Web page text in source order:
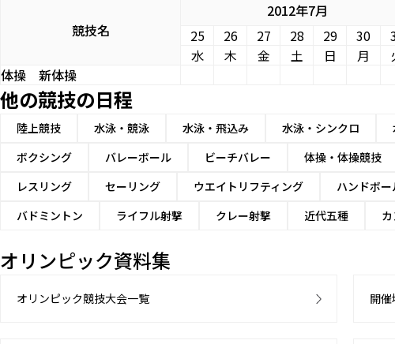
競技名
2012年7月
25
26 27 28 29 30
水
木 金 土 日 月
体操 新体操
他の競技の日程
陸上競技 水泳・競泳 水泳・飛込み 水泳・シンクロ
ボクシング
バレーボール ビーチバレー 体操・体操競技
レスリング
セーリング ウエイトリフティング ハンドボー
バドミントン
ライフル射撃 クレー射撃 近代五種
オリンピック資料集
オリンピック競技大会一覧 開